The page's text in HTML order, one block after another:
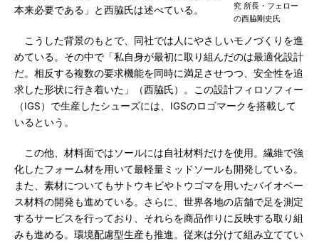
究 所長・フェロー
の西脇剛史氏
本来必要である」と西脇氏は述べている。
こうした背景のもとで、同社では人にやさしいモノづくりを進
めている。その中で「私自身が最初に取り組んだのは最適化設計
だ。相反する複数の要求機能を同時に満足させつつ、安全性を追
求した形状に行き着いた」（西脇氏）。この設計フィロソフィー
（IGS）で生産したシューズには、IGSのロゴマークを搭載して
いるという。
この他、材料面ではソールには自社材料だけを使用。繊維で強
化したフォーム材を用いて最軽量ミッドソールも開発している。
また、素材についてもサトウキビやトウゴマを用いたバイオベー
ス材料の開発も進めている。さらに、世界各地の店舗で足を測定
するサービスを行っており、それらを商品作りに反映する取り組
みも進める。環境配慮型生産も推進。従来は分けて組み立ててい